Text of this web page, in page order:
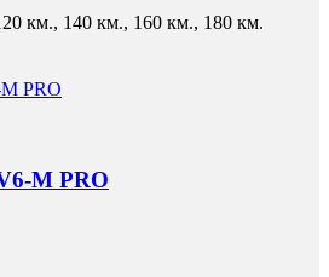
км., 140 км., 160 км., 180 км.
M PRO